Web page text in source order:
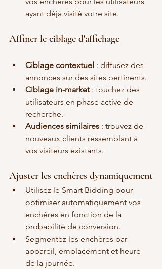
ayant déjà visité votre site.
Affiner le ciblage d'affichage
Ciblage contextuel : diffusez des
annonces sur des sites pertinents.
Ciblage in-market : touchez des
utilisateurs en phase active de
recherche.
Audiences similaires : trouvez de
nouveaux clients ressemblant à
vos visiteurs existants.
Ajuster les enchères dynamiquement
Utilisez le Smart Bidding pour
optimiser automatiquement vos
enchères en fonction de la
probabilité de conversion.
Segmentez les enchères par
appareil, emplacement et heure
de la journée.